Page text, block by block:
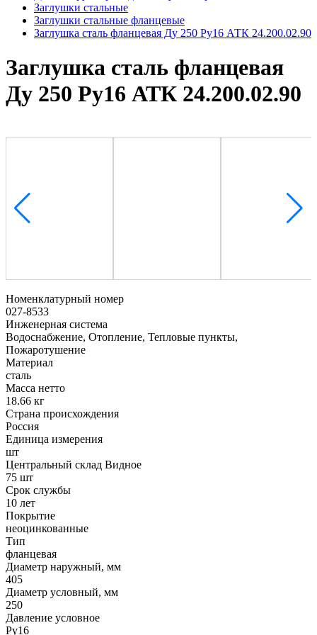
Заглушки стальные
Заглушки стальные фланцевые
Заглушка сталь фланцевая Ду 250 Ру16 АТК 24.200.02.90
Заглушка сталь фланцевая
Ду 250 Ру16 АТК 24.200.02.90
Номенклатурный номер
027-8533
Инженерная система
Водоснабжение, Отопление, Тепловые пункты,
Пожаротушение
Материал
сталь
Масса нетто
18.66 кг
Страна происхождения
Россия
Единица измерения
шт
Центральный склад Видное
75 шт
Срок службы
10 лет
Покрытие
неоцинкованные
Тип
фланцевая
Диаметр наружный, мм
405
Диаметр условный, мм
250
Давление условное
Ру16